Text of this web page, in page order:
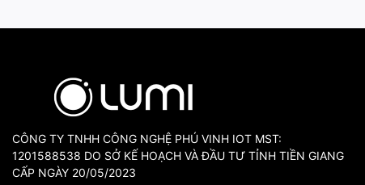
CÔNG TY TNHH CÔNG NGHỆ PHÚ VINH IOT MST:
1201588538 DO SỞ KẾ HOẠCH VÀ ĐẦU TƯ TỈNH TIỀN GIANG
CẤP NGÀY 20/05/2023